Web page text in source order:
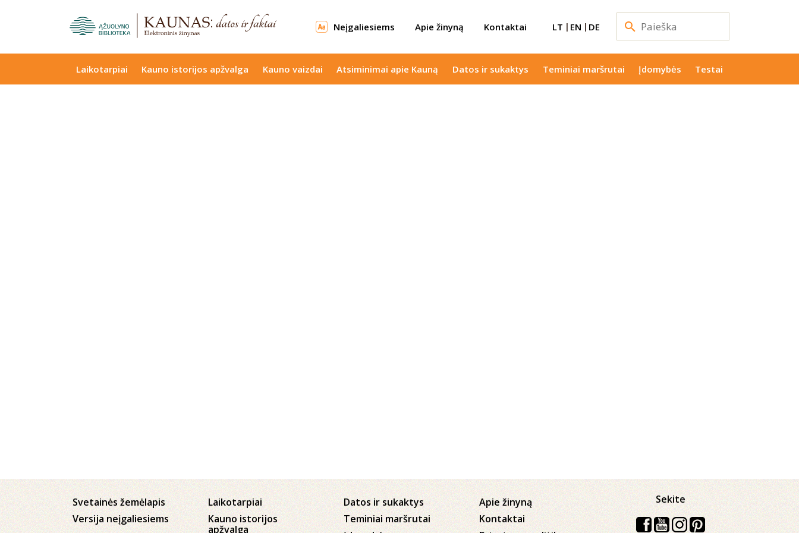
Neįgaliesiems Apie žinyną Kontaktai LT EN DE
Laikotarpiai Kauno istorijos apžvalga Kauno vaizdai Atsiminimai apie Kauną Datos ir sukaktys Teminiai maršrutai Įdomybės Testai
Svetainės žemėlapis
Versija neįgaliesiems
Laikotarpiai
Kauno istorijos
apžvalga
Datos ir sukaktys
Teminiai maršrutai
Apie žinyną
Kontaktai
Sekite